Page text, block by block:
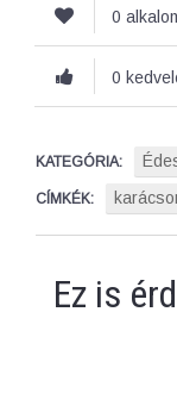
0
0
KATEGÓRIA:
CÍMKÉK:
Ez is